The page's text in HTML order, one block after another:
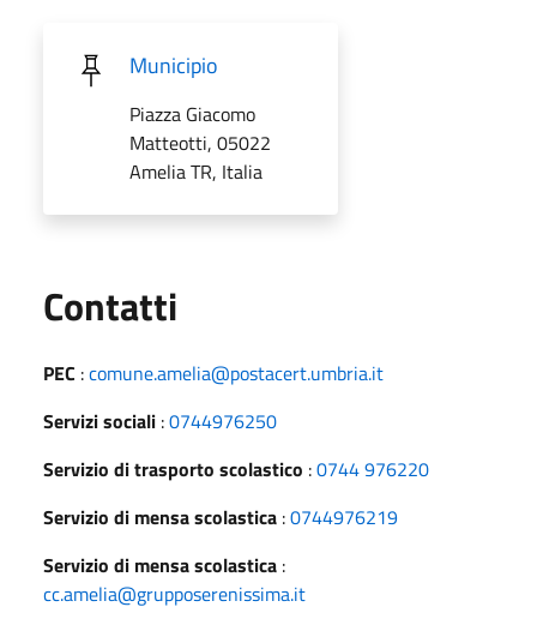
Municipio
Piazza Giacomo
Matteotti, 05022
Amelia TR, Italia
Contatti
PEC :comune.amelia@postacert.umbria.it
Servizi sociali :0744976250
Servizio di trasporto scolastico :0744 976220
Servizio di mensa scolastica :0744976219
Servizio di mensa scolastica :
cc.amelia@grupposerenissima.it